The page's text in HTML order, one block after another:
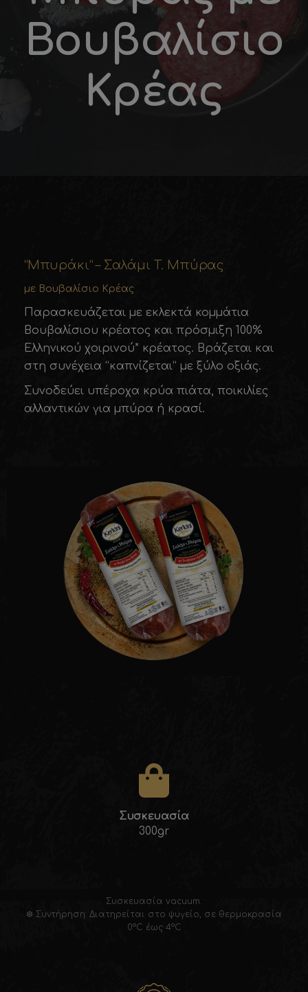
Βουβαλίσιο
Κρέας
“Μπυράκι” – Σαλάµι Τ. Μπύρας
µε Βουβαλίσιο Κρέας
Παρασκευάζεται µε εκλεκτά κοµµάτια
Βουβαλίσιου κρέατος και πρόσµιξη 100%
Ελληνικού χοιρινού* κρέατος. Βράζεται και
στη συνέχεια “καπνίζεται” µε ξύλο οξιάς.
Συνοδεύει υπέροχα κρύα πιάτα, ποικιλίες
αλλαντικών για µπύρα ή κρασί.
Συσκευασία
300gr
Συσκευασία vacuum.
❆ Συντήρηση: Διατηρείται στο ψυγείο, σε θερμοκρασία
0°C έως 4°C